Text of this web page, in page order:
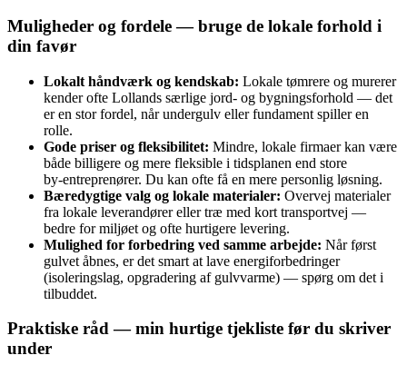
Muligheder og fordele — bruge de lokale forhold i
din favør
Lokalt håndværk og kendskab: Lokale tømrere og murerer
kender ofte Lollands særlige jord- og bygningsforhold — det
er en stor fordel, når undergulv eller fundament spiller en
rolle.
Gode priser og fleksibilitet: Mindre, lokale firmaer kan være
både billigere og mere fleksible i tidsplanen end store
by‑entreprenører. Du kan ofte få en mere personlig løsning.
Bæredygtige valg og lokale materialer: Overvej materialer
fra lokale leverandører eller træ med kort transportvej —
bedre for miljøet og ofte hurtigere levering.
Mulighed for forbedring ved samme arbejde: Når først
gulvet åbnes, er det smart at lave energiforbedringer
(isoleringslag, opgradering af gulvvarme) — spørg om det i
tilbuddet.
Praktiske råd — min hurtige tjekliste før du skriver
under